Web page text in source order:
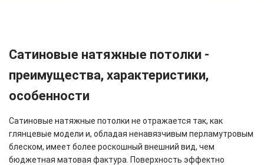
Сатиновые натяжные потолки -
преимущества, характеристики,
особенности
Сатиновые натяжные потолки не отражается так, как
глянцевые модели и, обладая ненавязчивым перламутровым
блеском, имеет более роскошный внешний вид, чем
бюджетная матовая фактура. Поверхность эффектно